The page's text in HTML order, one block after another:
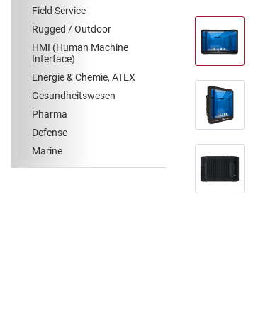
Field Service
Rugged / Outdoor
HMI (Human Machine
Interface)
Energie & Chemie, ATEX
Gesundheitswesen
Pharma
Defense
Marine